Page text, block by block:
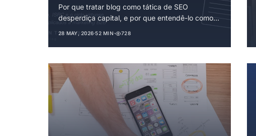
Por que tratar blog como tática de SEO
desperdiça capital, e por que entendê-lo como
28 MAY, 2026·52 MIN· 728